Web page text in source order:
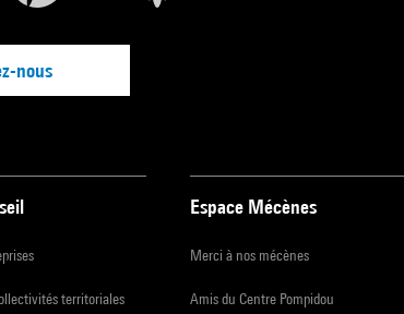
nous
territoriales
Espace Mécènes
Merci à nos mécènes
Amis du Centre Pompidou